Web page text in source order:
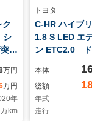
シ
被
抑
モ
万円
万円
年
万km
トヨタ
C-HR ハイブ
1.8 S LED エ
ン ETC2.0
リーナビ CD/
生
バックモニタ
ーズコントロ
本体
総額
年式
走行